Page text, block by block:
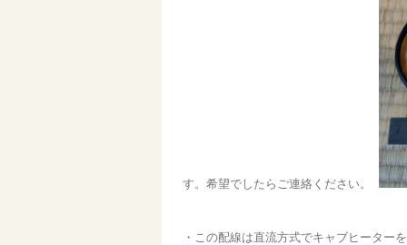
す。希望でしたらご連絡ください。
・この配線は直流方式でキャブヒーター